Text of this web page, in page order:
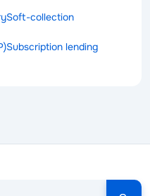
Soft-collection
Subscription lending